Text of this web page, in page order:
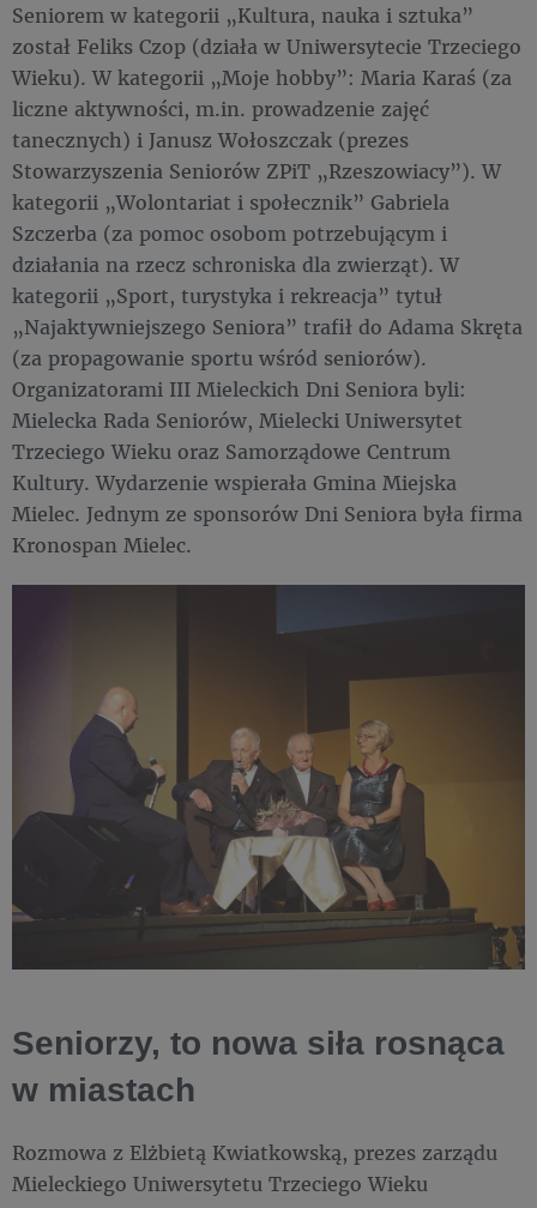
Seniorem w kategorii „Kultura, nauka i sztuka”
został Feliks Czop (działa w Uniwersytecie Trzeciego
Wieku). W kategorii „Moje hobby”: Maria Karaś (za
liczne aktywności, m.in. prowadzenie zajęć
tanecznych) i Janusz Wołoszczak (prezes
Stowarzyszenia Seniorów ZPiT „Rzeszowiacy”). W
kategorii „Wolontariat i społecznik” Gabriela
Szczerba (za pomoc osobom potrzebującym i
działania na rzecz schroniska dla zwierząt). W
kategorii „Sport, turystyka i rekreacja” tytuł
„Najaktywniejszego Seniora” trafił do Adama Skręta
(za propagowanie sportu wśród seniorów).
Organizatorami III Mieleckich Dni Seniora byli:
Mielecka Rada Seniorów, Mielecki Uniwersytet
Trzeciego Wieku oraz Samorządowe Centrum
Kultury. Wydarzenie wspierała Gmina Miejska
Mielec. Jednym ze sponsorów Dni Seniora była firma
Kronospan Mielec.
Seniorzy, to nowa siła rosnąca
w miastach
Rozmowa z Elżbietą Kwiatkowską, prezes zarządu
Mieleckiego Uniwersytetu Trzeciego Wieku